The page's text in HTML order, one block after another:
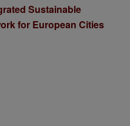
Sustainable
for European Cities